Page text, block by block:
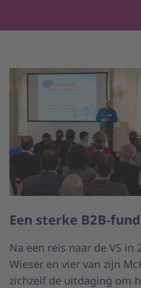
Een sterke B2B-
Na een reis naar de VS in
Wieser en vier van zijn
zichzelf de uitdaging om